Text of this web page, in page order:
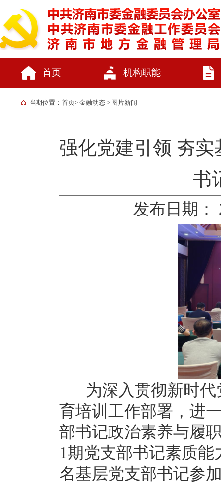
首页 机构职能
当期位置： 首页> 金融动态 > 图片新闻
强化党建引领 夯
书
发布日期：
为深入贯彻新时代
育培训工作部署，进
部书记政治素养与履
1期党支部书记素质
名基层党支部书记参